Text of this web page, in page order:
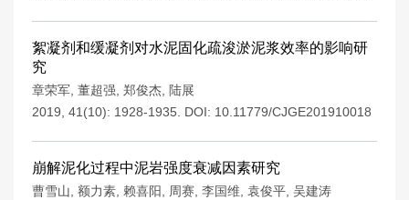
絮凝剂和缓凝剂对水泥固化疏浚淤泥浆效率的影响研
究
章荣军 董超强 郑俊杰
陆展
2019, 41(10): 1928-1935.
DOI: 10.11779/CJGE201910018
崩解泥化过程中泥岩强度衰减因素研究
曹雪山 额力素 赖喜阳 周赛 李国维 袁俊平 吴建涛